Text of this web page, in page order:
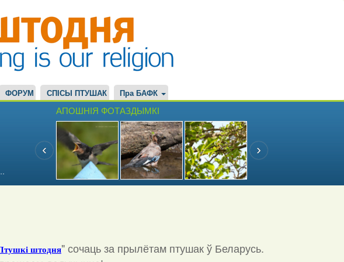
ФОРУМ СПІСЫ ПТУШАК Пра БАФК
АПОШНІЯ ФОТАЗДЫМКІ
штодня"сочаць за прылётам птушак ў Беларусь.